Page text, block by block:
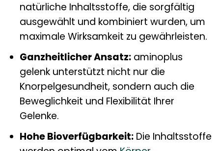
natürliche Inhaltsstoffe, die sorgfältig
ausgewählt und kombiniert wurden, um
maximale Wirksamkeit zu gewährleisten.
Ganzheitlicher Ansatz:aminoplus
gelenk unterstützt nicht nur die
Knorpelgesundheit, sondern auch die
Beweglichkeit und Flexibilität Ihrer
Gelenke.
Hohe Bioverfügbarkeit:Die Inhaltsstoffe